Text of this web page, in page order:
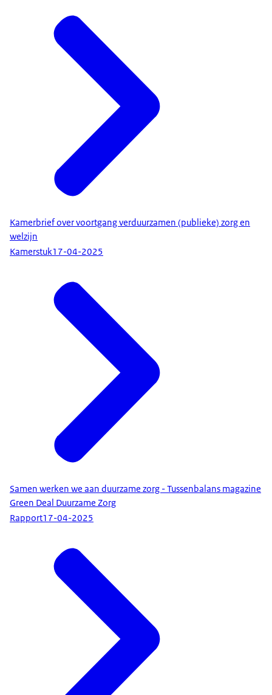
Kamerbrief over voortgang verduurzamen (publieke) zorg en
welzijn
Kamerstuk17-04-2025
Samen werken we aan duurzame zorg - Tussenbalans magazine
Green Deal Duurzame Zorg
Rapport17-04-2025